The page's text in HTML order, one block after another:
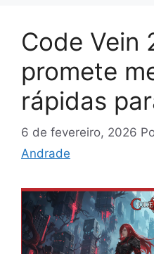
Code Vein
promete
rápidas
6 de fevereiro, 2026
Andrade